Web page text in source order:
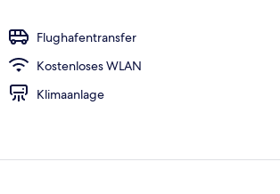
Flughafentransfer
Kostenloses WLAN
Klimaanlage